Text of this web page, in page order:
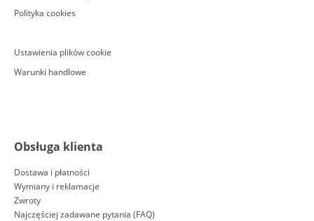
Polityka cookies
Ustawienia plików cookie
Warunki handlowe
Obsługa klienta
Dostawa i płatności
Wymiany i reklamacje
Zwroty
Najczęściej zadawane pytania (FAQ)